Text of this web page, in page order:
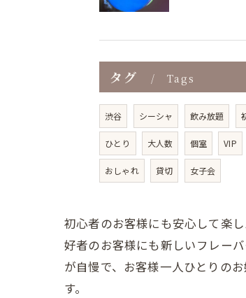
タグ Tags
渋谷 シーシャ 飲み放題
ひとり 大人数 個室 VIP
おしゃれ 貸切 女子会
初心者のお客様にも安心して楽
好者のお客様にも新しいフレー
が自慢で、お客様一人ひとりの
す。